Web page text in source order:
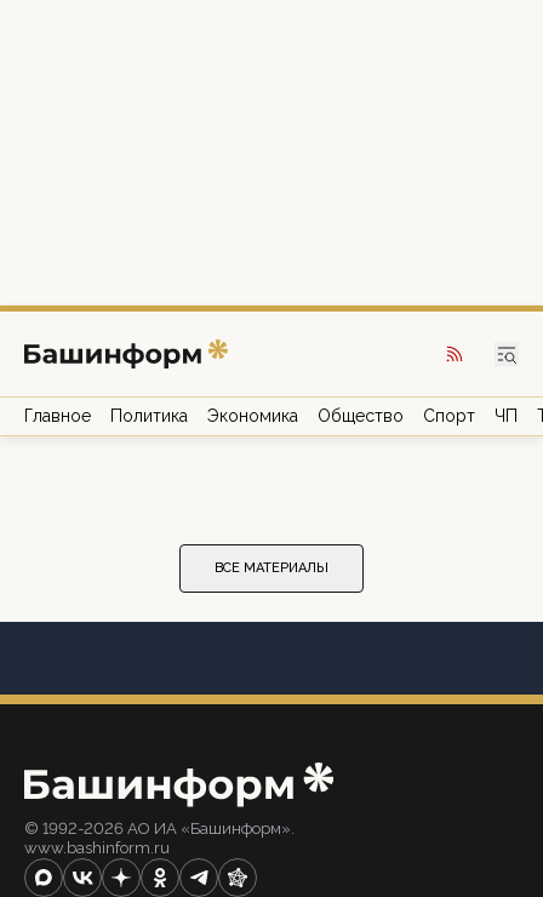
Главное Политика Экономика Общество Спорт ЧП
ВСЕ МАТЕРИАЛЫ
© 1992-2026 АО ИА «Башинформ».
www.bashinform.ru